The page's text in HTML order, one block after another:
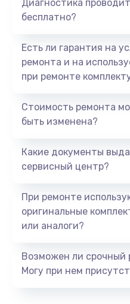
Диагностика
бесплатно?
Есть ли гарантия на
ремонта и на
при ремонте
Стоимость ремонта
быть изменена?
Какие документы
сервисный центр?
При ремонте
оригинальные
или аналоги?
Возможен ли срочный
Могу при нем